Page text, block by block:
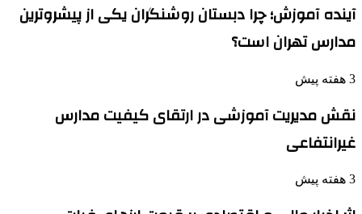
آینده آموزش؛ چرا دبستان روشنگران یکی از پیشروترین
مدارس تهران است؟
3 هفته پیش
نقش مدیریت آموزشی در ارتقای کیفیت مدارس
غیرانتفاعی
3 هفته پیش